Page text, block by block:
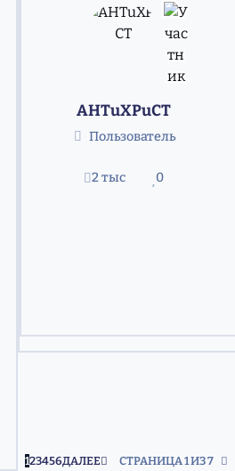
AHTuXPuCT
Пользователь
2 тыс
сообщения
0
Репутация
123456ДАЛЕЕ ПОСЛЕДНЯЯ СТРАНИЦА
СТРАНИЦА 1 ИЗ 7